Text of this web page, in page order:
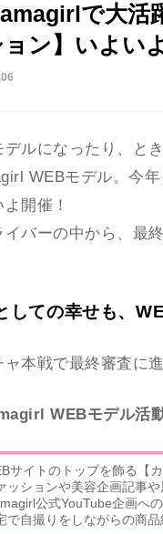
で大
ョン】いよい
デルになったり、と
WEBモデル。今
開催！
イバーの中から、最
しての幸せも、
ャ本戦で最終審査に
WEBモデル活
サイトのトップを飾る【
ッションや美容企画記事
公式YouTube企画へ
で自撮りをしながらの商